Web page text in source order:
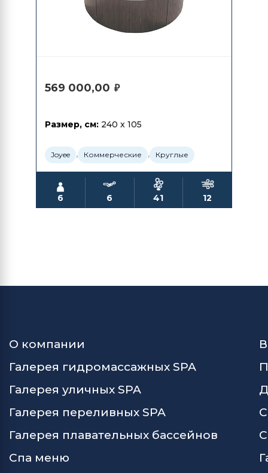
569 000,00 ₽
Размер, см: 240 x 105
Joyee , Коммерческие , Круглые
6 6 41 12
О компании
Галерея гидромассажных SPA
Галерея уличных SPA
Галерея переливных SPA
Галерея плавательных бассейнов
Спа меню